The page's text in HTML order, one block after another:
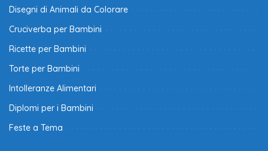
Disegni di Animali da Colorare
Cruciverba per Bambini
Ricette per Bambini
Torte per Bambini
Intolleranze Alimentari
Diplomi per i Bambini
Feste a Tema